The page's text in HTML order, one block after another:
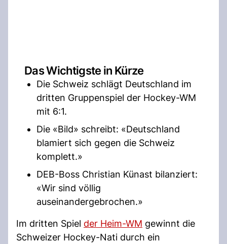
Das Wichtigste in Kürze
Die Schweiz schlägt Deutschland im
dritten Gruppenspiel der Hockey-WM
mit 6:1.
Die «Bild» schreibt: «Deutschland
blamiert sich gegen die Schweiz
komplett.»
DEB-Boss Christian Künast bilanziert:
«Wir sind völlig
auseinandergebrochen.»
Im dritten Spiel der Heim-WM gewinnt die
Schweizer Hockey-Nati durch ein